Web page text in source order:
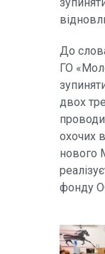
До
ГО
двох
охочих
нового
фонду